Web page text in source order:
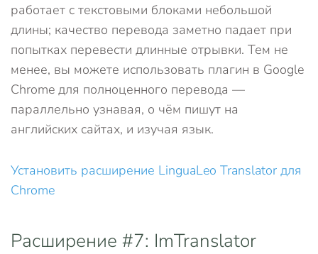
работает с текстовыми блоками небольшой
длины; качество перевода заметно падает при
попытках перевести длинные отрывки. Тем не
менее, вы можете использовать плагин в Google
Chrome для полноценного перевода —
параллельно узнавая, о чём пишут на
английских сайтах, и изучая язык.
Установить расширение LinguaLeo Translator для
Chrome
Расширение #7: ImTranslator